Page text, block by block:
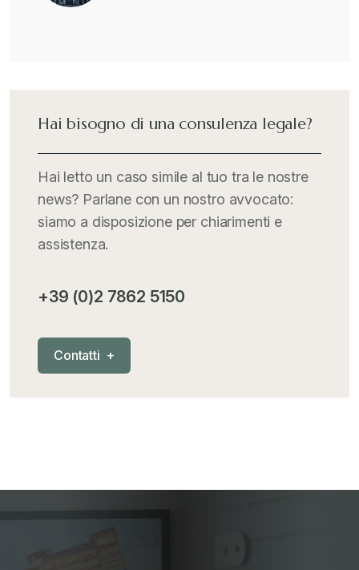
Hai bisogno di una consulenza legale?
Hai letto un caso simile al tuo tra le nostre
news? Parlane con un nostro avvocato:
siamo a disposizione per chiarimenti e
assistenza.
+39 (0)2 7862 5150
Contatti +